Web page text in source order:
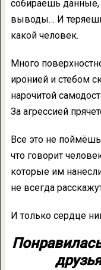
собираешь
выводы… И теряешь
какой человек.
Много
иронией и стебом
нарочитой
За агрессией
Все это не
что говорит
которые им
не всегда
И только сердце